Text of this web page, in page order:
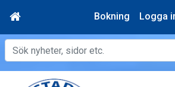
Bokning Logga